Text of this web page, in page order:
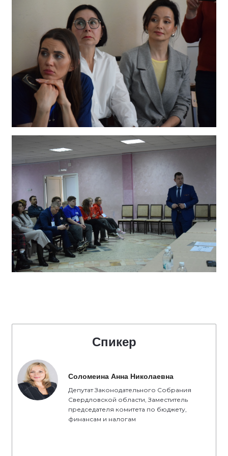
Спикер
Соломеина Анна Николаевна
Депутат Законодательного Собрания
Свердловской области, Заместитель
председателя комитета по бюджету,
финансам и налогам